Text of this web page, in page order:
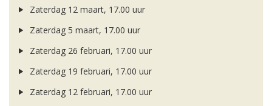
Zaterdag 12 maart, 17.00 uur
Zaterdag 5 maart, 17.00 uur
Zaterdag 26 februari, 17.00 uur
Zaterdag 19 februari, 17.00 uur
Zaterdag 12 februari, 17.00 uur